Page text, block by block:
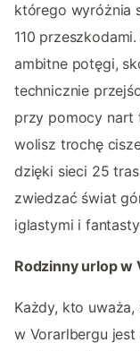
którego wyróżnia
110
ambitne potęgi,
technicznie
przy pomocy nart
wolisz trochę
dzięki sieci 25
zwiedzać świat
iglastymi i
Rodzinny urlop w
Każdy, kto
w Vorarlbergu jest